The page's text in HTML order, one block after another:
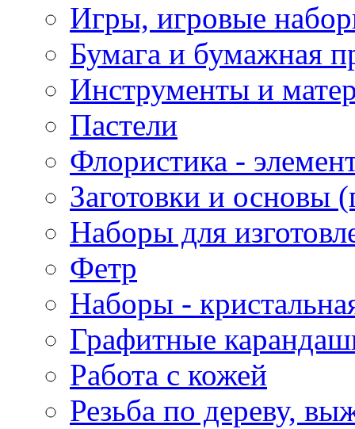
Игры, игровые
Бумага и бумажная
Инструменты и
Пастели
Флористика -
Заготовки и основы
Наборы для
Фетр
Наборы -
Графитные
Работа с кожей
Резьба по дереву,